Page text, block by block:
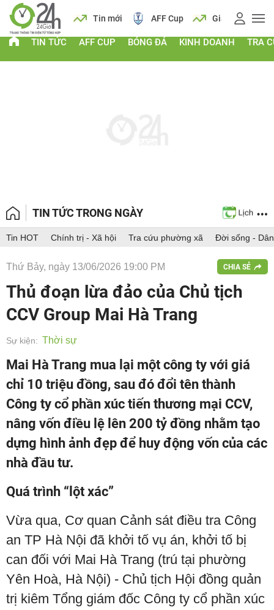
Lịch Tin mới AFF Cup Giá vàng
TIN TỨC AFF CUP BÓNG ĐÁ KINH DOANH TRA
TIN TỨC TRONG NGÀY
Tin HOT Chính trị - Xã hội Tra cứu phường xã Đời sống -
Thứ Bảy, ngày 13/06/2026 19:00 PM CHIA SẺ
Thủ đoạn lừa đảo của Chủ tịch
CCV Group Mai Hà Trang
Sự kiện: Thời sự
Mai Hà Trang mua lại một công ty với giá
chỉ 10 triệu đồng, sau đó đổi tên thành
Công ty cổ phần xúc tiến thương mại CCV,
nâng vốn điều lệ lên 200 tỷ đồng nhằm tạo
dựng hình ảnh đẹp để huy động vốn của các
nhà đầu tư.
Quá trình “lột xác”
Vừa qua, Cơ quan Cảnh sát điều tra Công
an TP Hà Nội đã khởi tố vụ án, khởi tố bị
can đối với Mai Hà Trang (trú tại phường
Yên Hoà, Hà Nội) - Chủ tịch Hội đồng quản
trị kiêm Tổng giám đốc Công ty cổ phần xúc